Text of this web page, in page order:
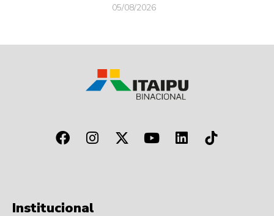
05/08/2026
Institucional